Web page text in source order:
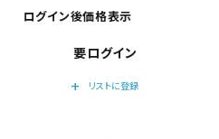
ログイン後価格表示
要ログイン
add
リストに登録